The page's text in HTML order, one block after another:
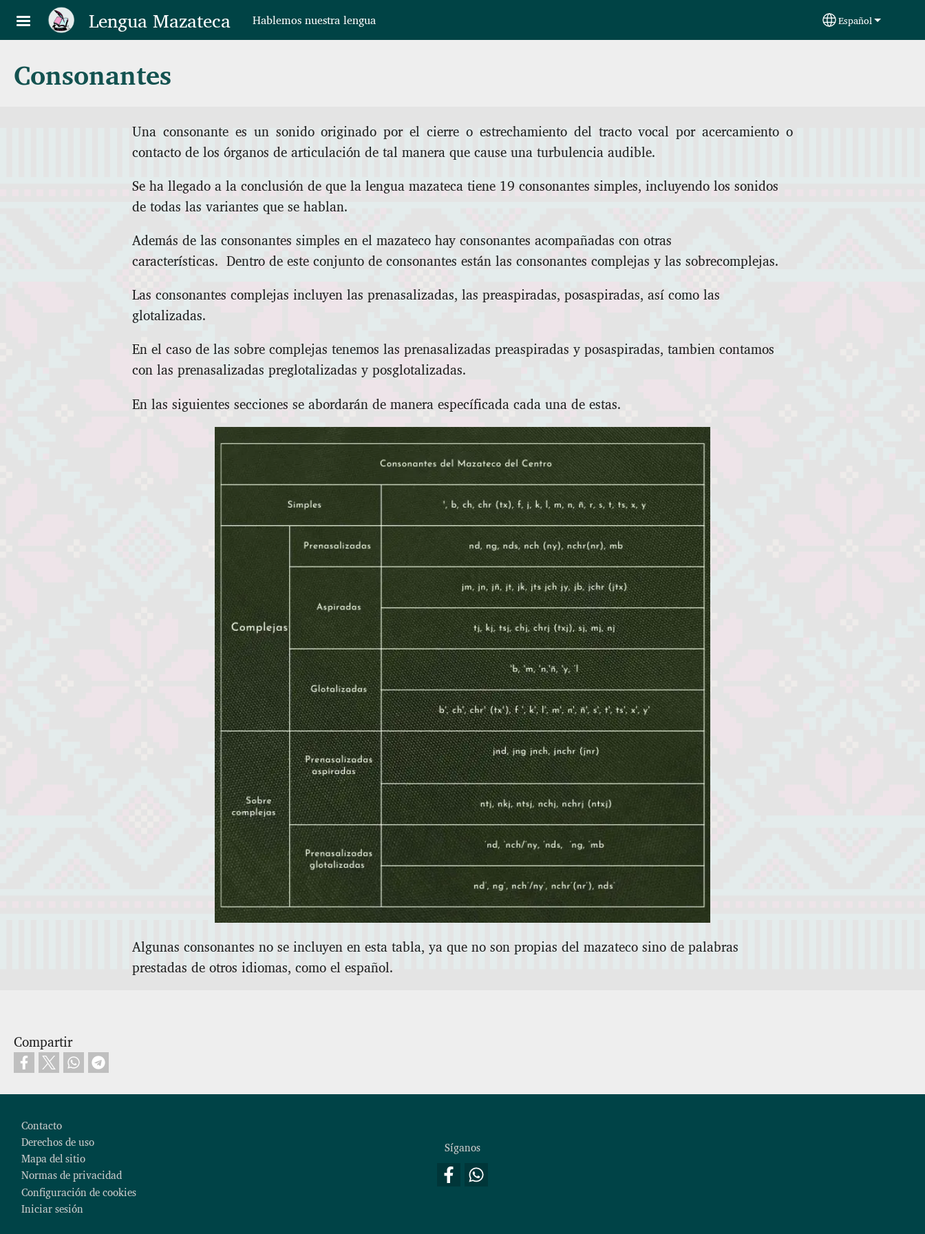
Pasar al contenido principalLengua Mazateca Hablemos nuestra lengua Select your
Español
Consonantes
Una consonante es un sonido originado por el cierre o estrechamiento del tracto vocal por acercamiento o
contacto de los órganos de articulación de tal manera que cause una turbulencia audible.
Se ha llegado a la conclusión de que la lengua mazateca tiene 19 consonantes simples, incluyendo los sonidos
de todas las variantes que se hablan.
Además de las consonantes simples en el mazateco hay consonantes acompañadas con otras
características. Dentro de este conjunto de consonantes están las consonantes complejas y las sobrecomplejas.
Las consonantes complejas incluyen las prenasalizadas, las preaspiradas, posaspiradas, así como las
glotalizadas.
En el caso de las sobre complejas tenemos las prenasalizadas preaspiradas y posaspiradas, tambien contamos
con las prenasalizadas preglotalizadas y posglotalizadas.
En las siguientes secciones se abordarán de manera específicada cada una de estas.
Algunas consonantes no se incluyen en esta tabla, ya que no son propias del mazateco sino de palabras
prestadas de otros idiomas, como el español.
Compartir
Contacto
Derechos de uso
Mapa del sitio
Normas de privacidad
Configuración de cookies
Iniciar sesión
Síganos